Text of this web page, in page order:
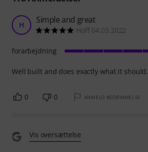
H Simple and great
Hoff 04.03.2022
Well built and does exactly what it should.
forarbejdning
0 0 ANMELD BEDØMMELSE
Vis oversættelse